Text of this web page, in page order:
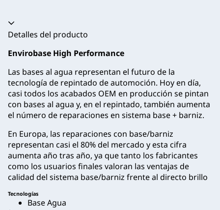
Acordeón colapsado
Detalles del producto
Envirobase High Performance
Las bases al agua representan el futuro de la
tecnología de repintado de automoción. Hoy en día,
casi todos los acabados OEM en producción se pintan
con bases al agua y, en el repintado, también aumenta
el número de reparaciones en sistema base + barniz.
En Europa, las reparaciones con base/barniz
representan casi el 80% del mercado y esta cifra
aumenta año tras año, ya que tanto los fabricantes
como los usuarios finales valoran las ventajas de
calidad del sistema base/barniz frente al directo brillo
Tecnologías
Base Agua